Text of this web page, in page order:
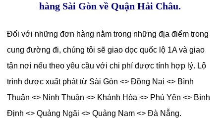
hàng Sài Gòn về Quận Hải Châu.
Đối với những đơn hàng nằm trong những địa điểm trong
cung đường đi, chúng tôi sẽ giao dọc quốc lộ 1A và giao
tận nơi nếu theo yêu cầu với chi phí được tính hợp lý. Lộ
trình được xuất phát từ Sài Gòn <> Đồng Nai <> Bình
Thuận <> Ninh Thuận <> Khánh Hòa <> Phú Yên <> Bình
Định <> Quảng Ngãi <> Quảng Nam <> Đà Nẵng.